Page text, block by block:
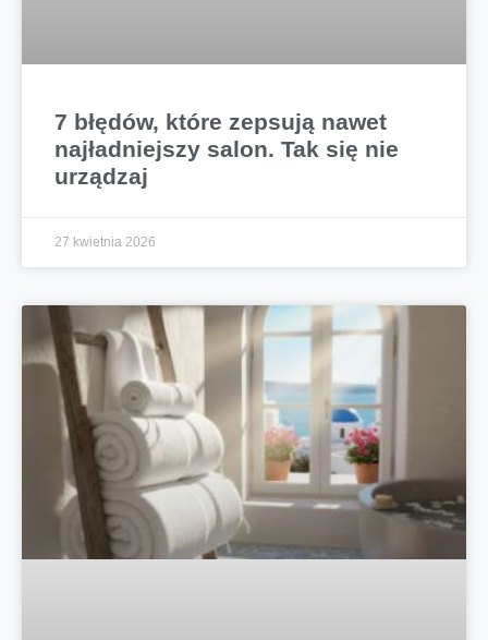
7 błędów, które zepsują nawet
najładniejszy salon. Tak się nie
urządzaj
27 kwietnia 2026